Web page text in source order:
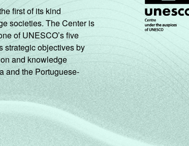
first of its kind
societies. The Center is
of UNESCO’s five
strategic objectives by
and knowledge
and the Portuguese-